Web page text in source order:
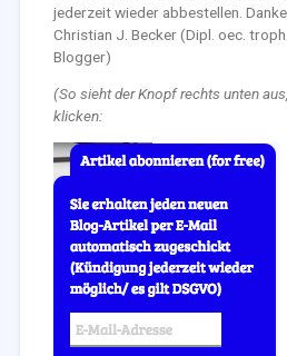
jederzeit wieder abbestellen.
Christian J. Becker (Dipl. oec.
Blogger)
(So sieht der Knopf rechts unten
klicken: